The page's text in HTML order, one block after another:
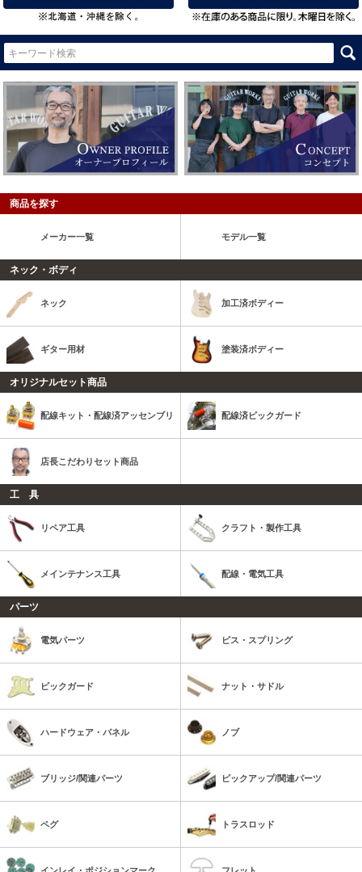
商品を探す
メーカー一覧 モデル一覧
ネック・ボディ
ネック 加工済ボディー
ギター用材 塗装済ボディー
オリジナルセット商品
配線キット・配線済アッセンブリ 配線済ピックガード
店長こだわりセット商品
工 具
リペア工具 クラフト・製作工具
メインテナンス工具 配線・電気工具
パーツ
電気パーツ ビス・スプリング
ピックガード ナット・サドル
ハードウェア・パネル ノブ
ブリッジ/関連パーツ ピックアップ/関連パーツ
ペグ トラスロッド